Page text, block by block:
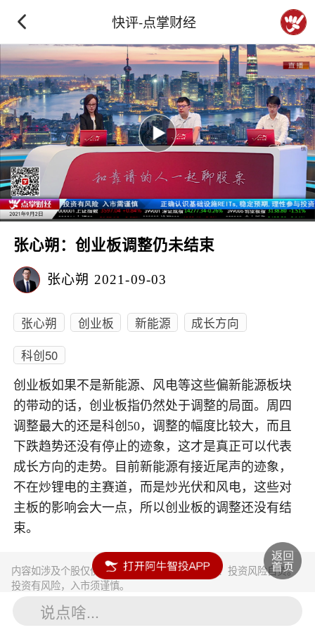
快评-点掌财经
张心朔：创业板调整仍未结束
张心朔 2021-09-03
张心朔 创业板 新能源
成长方向
科创50
创业板如果不是新能源、风电等这些偏新能源板块
的带动的话，创业板指仍然处于调整的局面。周四
调整最大的还是科创50，调整的幅度比较大，而且
下跌趋势还没有停止的迹象，这才是真正可以代表
成长方向的走势。目前新能源有接近尾声的迹象，
不在炒锂电的主赛道，而是炒光伏和风电，这些对
主板的影响会大一点，所以创业板的调整还没有结
束。
内容如涉及个股仅供参考，不构成任何投资建议！投资风险自负。
投资有风险，入市须谨慎。
说点啥...